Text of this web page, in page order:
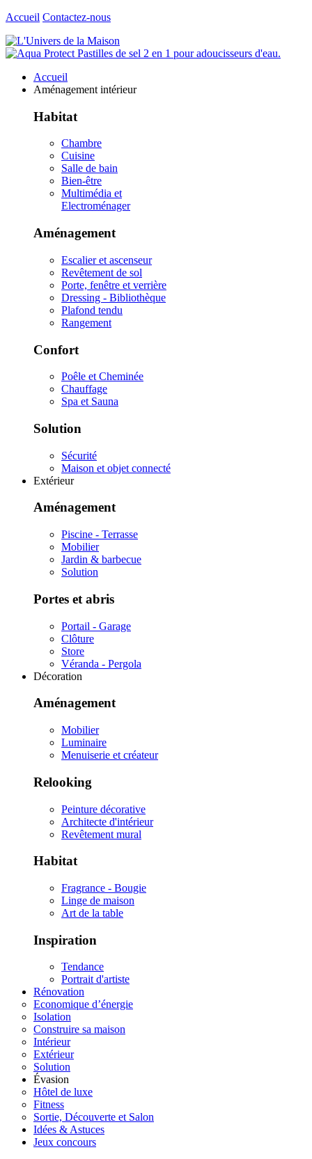
Accueil Contactez-nous
Accueil
Aménagement intérieur
Habitat
Chambre
Cuisine
Salle de bain
Bien-être
Multimédia et
Electroménager
Aménagement
Escalier et ascenseur
Revêtement de sol
Porte, fenêtre et verrière
Dressing - Bibliothèque
Plafond tendu
Rangement
Confort
Poêle et Cheminée
Chauffage
Spa et Sauna
Solution
Sécurité
Maison et objet connecté
Extérieur
Aménagement
Piscine - Terrasse
Mobilier
Jardin & barbecue
Solution
Portes et abris
Portail - Garage
Clôture
Store
Véranda - Pergola
Décoration
Aménagement
Mobilier
Luminaire
Menuiserie et créateur
Relooking
Peinture décorative
Architecte d'intérieur
Revêtement mural
Habitat
Fragrance - Bougie
Linge de maison
Art de la table
Inspiration
Tendance
Portrait d'artiste
Rénovation
Economique d’énergie
Isolation
Construire sa maison
Intérieur
Extérieur
Solution
Évasion
Hôtel de luxe
Fitness
Sortie, Découverte et Salon
Idées & Astuces
Jeux concours